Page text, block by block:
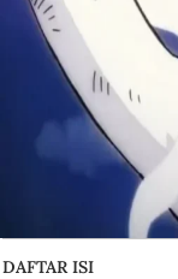
DAFTAR ISI